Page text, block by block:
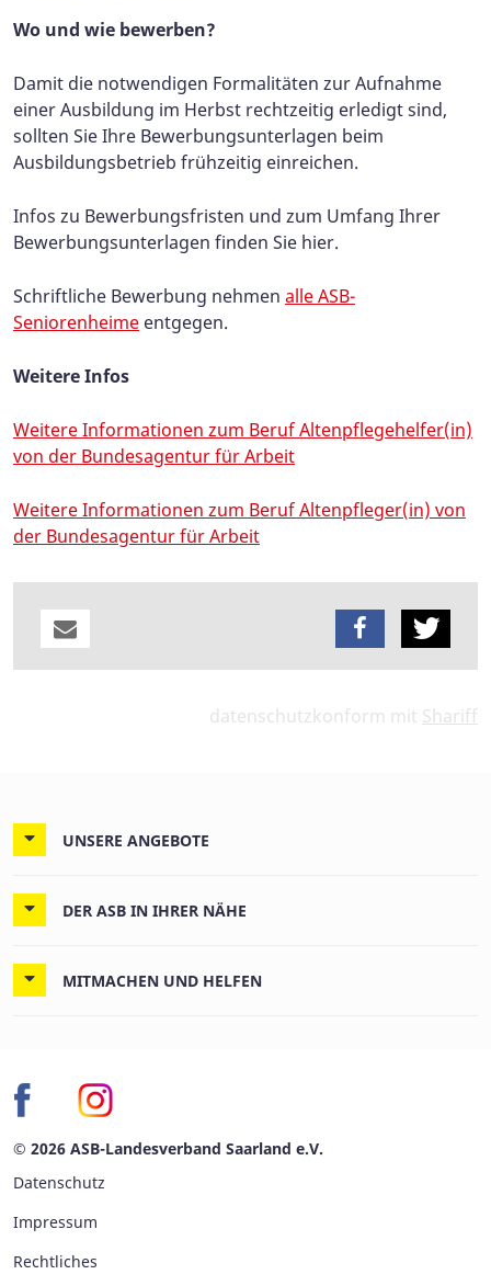
Wo und wie bewerben?
Damit die notwendigen Formalitäten zur Aufnahme
einer Ausbildung im Herbst rechtzeitig erledigt sind,
sollten Sie Ihre Bewerbungsunterlagen beim
Ausbildungsbetrieb frühzeitig einreichen.
Infos zu Bewerbungsfristen und zum Umfang Ihrer
Bewerbungsunterlagen finden Sie hier.
Schriftliche Bewerbung nehmen alle ASB-
Seniorenheime entgegen.
Weitere Infos
Weitere Informationen zum Beruf Altenpflegehelfer(in)
von der Bundesagentur für Arbeit
Weitere Informationen zum Beruf Altenpfleger(in) von
der Bundesagentur für Arbeit
datenschutzkonform mit Shariff
UNSERE ANGEBOTE
DER ASB IN IHRER NÄHE
MITMACHEN UND HELFEN
© 2026 ASB-Landesverband Saarland e.V.
Datenschutz
Impressum
Rechtliches